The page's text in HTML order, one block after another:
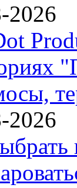
2026
2026